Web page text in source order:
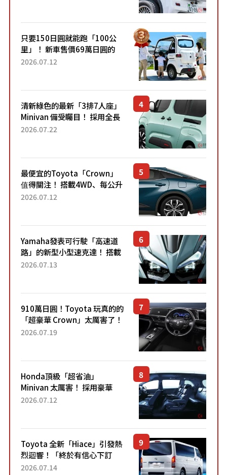
只要150日圓就能跑「100公
里」！ 新車售價69萬日圓的
「3人座」Trike大受歡迎！ 順
2026.07.12
清新綠色的最新「3排7人座」
Minivan 備受矚目！ 採用全長
4.7公尺剛剛好的車身尺寸與
2026.07.22
最便宜的Toyota「Crown」
值得關注！ 搭載4WD、每公升
22.4公里低油耗表現超亮眼！
2026.07.12
Yamaha發表可行駛「高速道
路」的新型小型速克達！ 搭載
能享受超強勁「渦輪感」的動
2026.07.13
910萬日圓！Toyota 玩真的的
「超豪華 Crown」太厲害了！
採用由「匠人技藝」打造的
2026.07.19
Honda頂級「超省油」
Minivan 太厲害！ 採用豪華
「真皮座椅」與專屬「黑色內
「三...
2026.07.12
Toyota 全新「Hiace」引發熱
烈迴響！「終於有信心下訂
了！」「哪個等級交車最
2026.07.14